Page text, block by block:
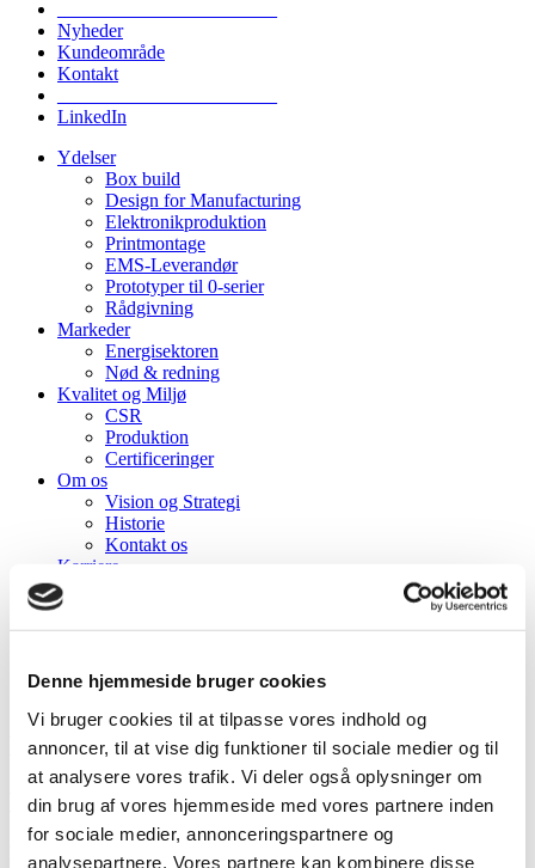
Denne hjemmeside bruger cookies
Vi bruger cookies til at tilpasse vores indhold og
annoncer, til at vise dig funktioner til sociale medier og til
at analysere vores trafik. Vi deler også oplysninger om
din brug af vores hjemmeside med vores partnere inden
for sociale medier, annonceringspartnere og
analysepartnere. Vores partnere kan kombinere disse
Nyheder
Kundeområde
Kontakt
LinkedIn
Ydelser
Box build
Design for Manufacturing
Elektronikproduktion
Printmontage
EMS-Leverandør
Prototyper til 0-serier
Rådgivning
Markeder
Energisektoren
Nød & redning
Kvalitet og Miljø
CSR
Produktion
Certificeringer
Om os
Vision og Strategi
Historie
Kontakt os
Karriere
_______________________
Nyheder
Kundeområde
_______________________
LinkedIn
Box building
Box building til high-reliability projekter
Hos Tronex er vi jeres strategiske partner, når det gælderbox build